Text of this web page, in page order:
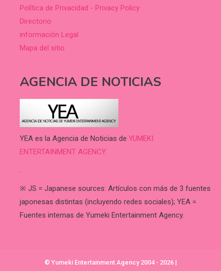
Política de Privacidad - Privacy Policy
Directorio
información Legal
Mapa del sitio
AGENCIA DE NOTICIAS
YEA es la Agencia de Noticias de YUMEKI
ENTERTAINMENT AGENCY.
.
※ JS = Japanese sources: Artículos con más de 3 fuentes
japonesas distintas (incluyendo redes sociales); YEA =
Fuentes internas de Yumeki Entertainment Agency.
© Yumeki Entertainment Agency 2004 - 2026 |